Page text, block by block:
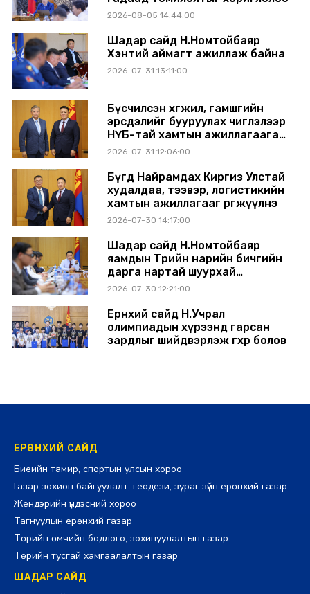
2026-08-05 14:44:00
Шадар сайд Н.Номтойбаяр
Хэнтий аймагт ажиллаж байна
2026-07-31 13:11:00
Бүсчилсэн хөгжил, гамшгийн
эрсдэлийг бууруулах чиглэлээр
НҮБ-тай хамтын ажиллагаагаа
өргөжүүлэхээр санал солилцлоо
2026-07-31 12:06:00
Бүгд Найрамдах Киргиз Улстай
худалдаа, тээвэр, логистикийн
хамтын ажиллагааг өргөжүүлнэ
2026-07-30 14:17:00
Шадар сайд Н.Номтойбаяр
яамдын Төрийн нарийн бичгийн
дарга нартай шуурхай
хуралдлаа
2026-07-30 12:21:00
Ерөнхий сайд Н.Учрал
олимпиадын хүрээнд гарсан
зардлыг шийдвэрлэж өгөхөөр болов
ЕРӨНХИЙ САЙД
Биеийн тамир, спортын улсын хороо
Газар зохион байгуулалт, геодези, зураг зүйн ерөнхий газар
Жендэрийн үндэсний хороо
Тагнуулын ерөнхий газар
Төрийн өмчийн бодлого, зохицуулалтын газар
Төрийн тусгай хамгаалалтын газар
ШАДАР САЙД